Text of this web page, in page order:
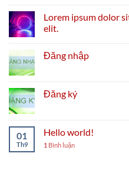
Lorem ipsum dolor
elit.
Đăng nhập
Đăng ký
01
Th9
Hello world!
1 Bình luận